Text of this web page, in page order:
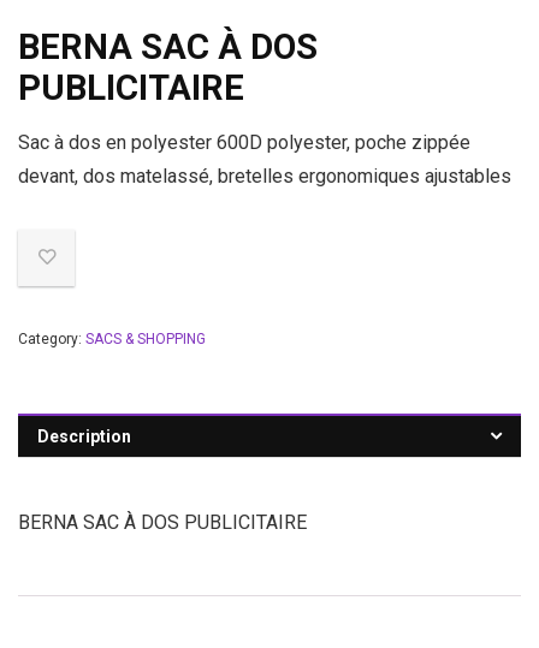
BERNA SAC À DOS
PUBLICITAIRE
Sac à dos en polyester 600D polyester, poche zippée
devant, dos matelassé, bretelles ergonomiques ajustables
Category: SACS & SHOPPING
Description
BERNA SAC À DOS PUBLICITAIRE